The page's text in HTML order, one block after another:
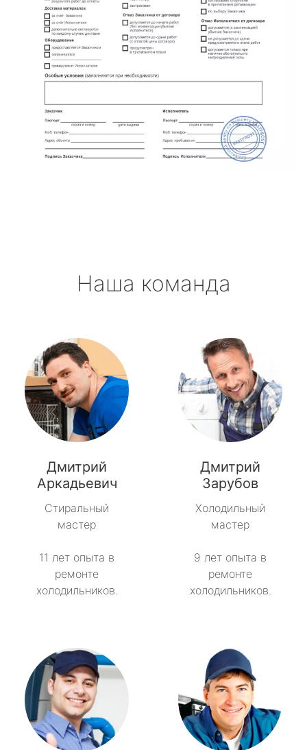
Наша команда
Дмитрий
Аркадьевич
Стиральный
мастер
11 лет опыта в
ремонте
холодильников.
Дмитрий
Зарубов
Холодильный
мастер
9 лет опыта в
ремонте
холодильников.